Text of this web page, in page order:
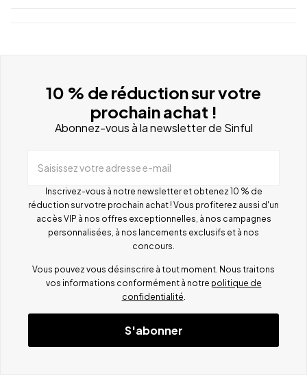
10 % de réduction sur votre
prochain achat !
Abonnez-vous à la newsletter de Sinful
Saisissez votre adresse e-mail
Inscrivez-vous à notre newsletter et obtenez 10 % de
réduction sur votre prochain achat ! Vous profiterez aussi d'un
accès VIP à nos offres exceptionnelles, à nos campagnes
personnalisées, à nos lancements exclusifs et à nos
concours.
Vous pouvez vous désinscrire à tout moment. Nous traitons
vos informations conformément à notre politique de
confidentialité
S'abonner